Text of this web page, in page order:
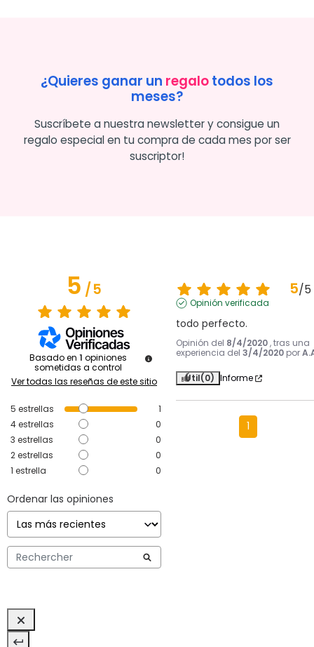
¿Quieres ganar un regalotodos los
meses?
Suscríbete a nuestra newsletter y consigue un
regalo especial en tu compra de cada mes por ser
suscriptor!
5/5
Basado en 1 opiniones
sometidas a control
Ver todas las reseñas de este sitio
5 estrellas
1
4estrellas
0
3 estrellas
0
2estrellas
0
1 estrella 0
Ordenar las opiniones
5/5
Opinión verificada
todo perfecto.
Opinión del 8/4/2020 , tras una
experiencia del 3/4/2020 por
Útil(0) Informe
1